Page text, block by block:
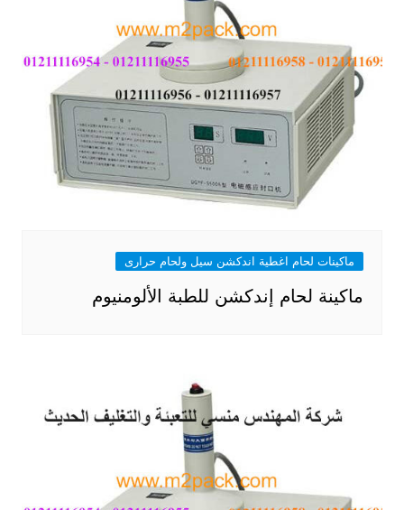
ماكينات لحام اغطية اندكشن سيل ولحام حرارى
ماكينة لحام إندكشن للطبة الألومنيوم